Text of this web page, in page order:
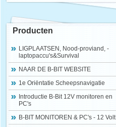
Producten
LIGPLAATSEN, Nood-proviand, -
laptopaccu's&Survival
NAAR DE B-BIT WEBSITE
1e Oriëntatie Scheepsnavigatie
Introductie B-Bit 12V monitoren en
PC's
B-BIT MONITOREN & PC's - 12 Volt